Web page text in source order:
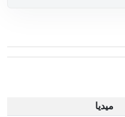
ميديا